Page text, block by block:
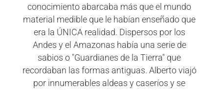
conocimiento abarcaba más que el mundo
material medible que le habían enseñado que
era la ÚNICA realidad. Dispersos por los
Andes y el Amazonas había una serie de
sabios o "Guardianes de la Tierra" que
recordaban las formas antiguas. Alberto viajó
por innumerables aldeas y caseríos y se